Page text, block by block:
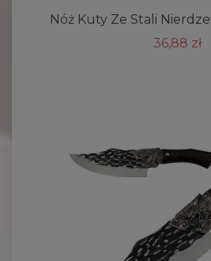
Nóż Kuty Ze Stali
36,88 zł